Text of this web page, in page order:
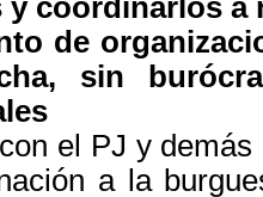
y coordinarlos a
de
sin
el PJ y
a la